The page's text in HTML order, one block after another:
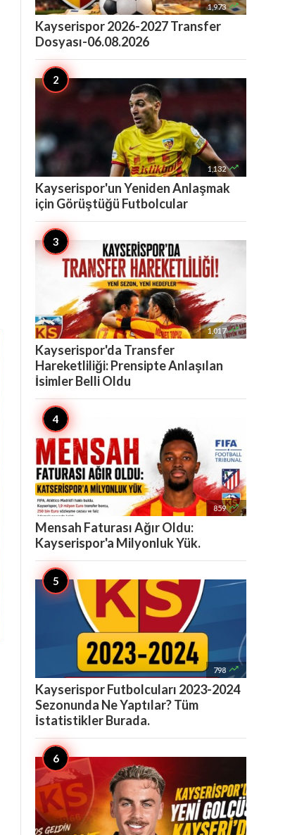
1,973 
Kayserispor 2026-2027 Transfer
Dosyası-06.08.2026
1,132 
Kayserispor'un Yeniden Anlaşmak
için Görüştüğü Futbolcular
1,017 
Kayserispor'da Transfer
Hareketliliği: Prensipte Anlaşılan
İsimler Belli Oldu
859 
Mensah Faturası Ağır Oldu:
Kayserispor'a Milyonluk Yük.
798 
Kayserispor Futbolcuları 2023-2024
Sezonunda Ne Yaptılar? Tüm
İstatistikler Burada.